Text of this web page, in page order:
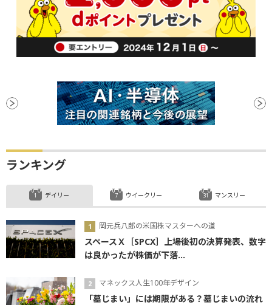
ランキング
デイリー
岡元兵八郎の米国株マスターへの道
スペースＸ［SPCX］上場後初の決算発表、数字
は良かったが株価が下落...
マネックス人生100年デザイン
「墓じまい」には期限がある？墓じまいの流れ
ウイークリー マンスリー